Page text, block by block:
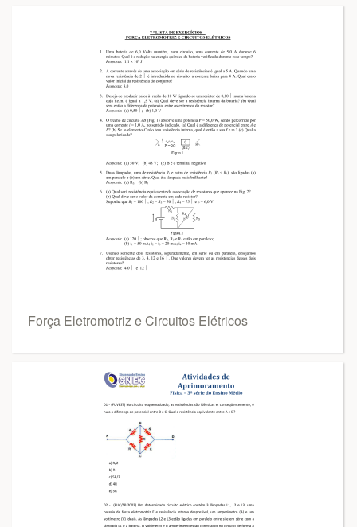
Força Eletromotriz e Circuitos Elétricos